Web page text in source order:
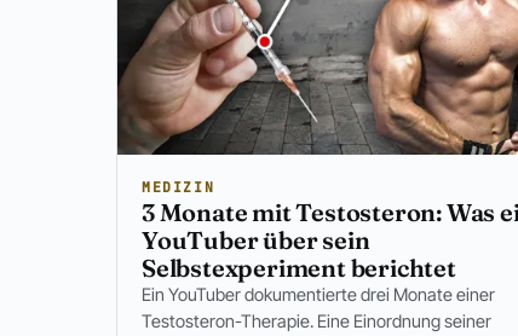
MEDIZIN
3 Monate mit Testosteron: Was
YouTuber über sein
Selbstexperiment berichtet
Ein YouTuber dokumentierte drei Monate einer
Testosteron-Therapie. Eine Einordnung seiner